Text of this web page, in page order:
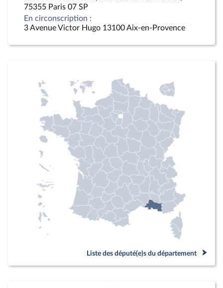
75355 Paris 07 SP
En circonscription :
3 Avenue Victor Hugo 13100 Aix-en-Provence
Liste des député(e)s du département